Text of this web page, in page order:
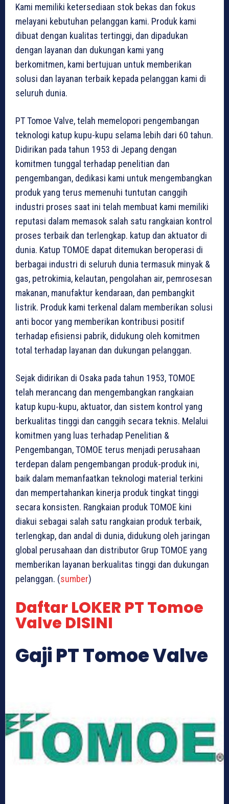
Kami memiliki ketersediaan stok bekas dan fokus
melayani kebutuhan pelanggan kami. Produk kami
dibuat dengan kualitas tertinggi, dan dipadukan
dengan layanan dan dukungan kami yang
berkomitmen, kami bertujuan untuk memberikan
solusi dan layanan terbaik kepada pelanggan kami di
seluruh dunia.
PT Tomoe Valve, telah memelopori pengembangan
teknologi katup kupu-kupu selama lebih dari 60 tahun.
Didirikan pada tahun 1953 di Jepang dengan
komitmen tunggal terhadap penelitian dan
pengembangan, dedikasi kami untuk mengembangkan
produk yang terus memenuhi tuntutan canggih
industri proses saat ini telah membuat kami memiliki
reputasi dalam memasok salah satu rangkaian kontrol
proses terbaik dan terlengkap. katup dan aktuator di
dunia. Katup TOMOE dapat ditemukan beroperasi di
berbagai industri di seluruh dunia termasuk minyak &
gas, petrokimia, kelautan, pengolahan air, pemrosesan
makanan, manufaktur kendaraan, dan pembangkit
listrik. Produk kami terkenal dalam memberikan solusi
anti bocor yang memberikan kontribusi positif
terhadap efisiensi pabrik, didukung oleh komitmen
total terhadap layanan dan dukungan pelanggan.
Sejak didirikan di Osaka pada tahun 1953, TOMOE
telah merancang dan mengembangkan rangkaian
katup kupu-kupu, aktuator, dan sistem kontrol yang
berkualitas tinggi dan canggih secara teknis. Melalui
komitmen yang luas terhadap Penelitian &
Pengembangan, TOMOE terus menjadi perusahaan
terdepan dalam pengembangan produk-produk ini,
baik dalam memanfaatkan teknologi material terkini
dan mempertahankan kinerja produk tingkat tinggi
secara konsisten. Rangkaian produk TOMOE kini
diakui sebagai salah satu rangkaian produk terbaik,
terlengkap, dan andal di dunia, didukung oleh jaringan
global perusahaan dan distributor Grup TOMOE yang
memberikan layanan berkualitas tinggi dan dukungan
pelanggan. (sumber)
Daftar LOKER PT Tomoe
Valve DISINI
Gaji PT Tomoe Valve